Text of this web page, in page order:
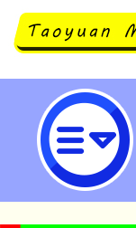
本校113
息。-桃園